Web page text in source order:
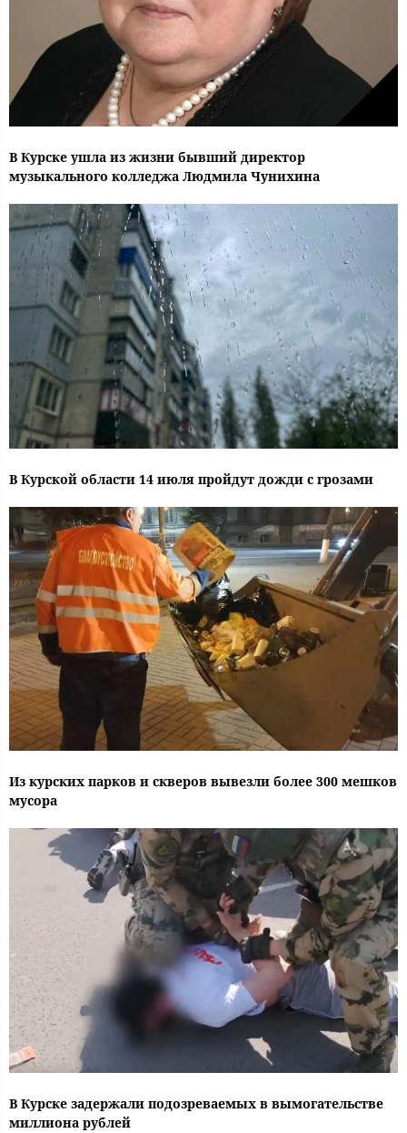
В Курске ушла из жизни бывший директор
музыкального колледжа Людмила Чунихина
В Курской области 14 июля пройдут дожди с грозами
Из курских парков и скверов вывезли более 300 мешков
мусора
В Курске задержали подозреваемых в вымогательстве
миллиона рублей